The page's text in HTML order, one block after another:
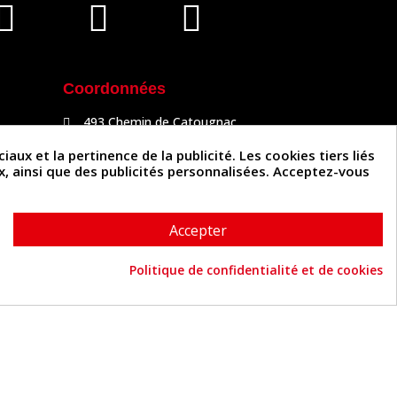
Coordonnées
493 Chemin de Catougnac
05 63 34 51 88
contact@cuirenstock.com
et la pertinence de la publicité. Les cookies tiers liés
que des publicités personnalisées. Acceptez-vous
Accepter
Politique de confidentialité et de cookies